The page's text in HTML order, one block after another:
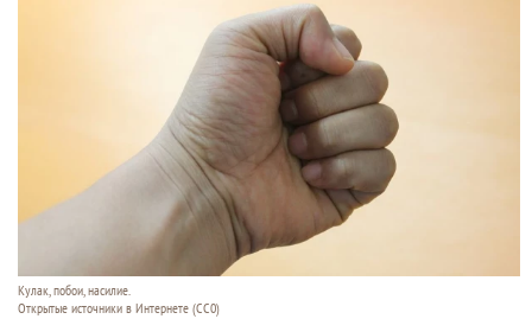
Кулак, побои, насилие.
Открытые источники в Интернете (СС0)